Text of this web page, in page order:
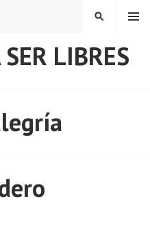
LIBRES
MENÚ
BUSCAR